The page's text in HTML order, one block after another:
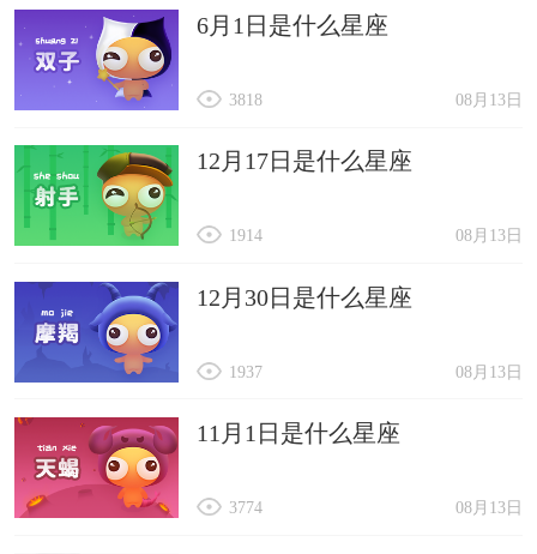
6月1日是什么星座
08月13日
3818
12月17日是什么星座
08月13日
1914
12月30日是什么星座
08月13日
1937
11月1日是什么星座
08月13日
3774